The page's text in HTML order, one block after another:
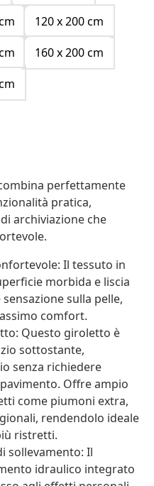
120 x 200 cm
160 x 200 cm
perfettamente
pratica,
archiviazione che
Il tessuto in
morbida e liscia
sulla pelle,
comfort.
Questo giroletto è
sottostante,
senza richiedere
Offre ampio
come piumoni extra,
rendendolo ideale
ristretti.
sollevamento: Il
idraulico integrato